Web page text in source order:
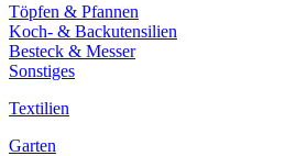
Töpfen & Pfannen
Koch- & Backutensilien
Besteck & Messer
Sonstiges
Textilien
Garten